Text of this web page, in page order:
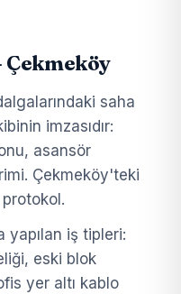
saha
imzasıdır:
asansör
Çekmeköy'teki
protokol.
yapılan iş tipleri:
eski blok
yer altı kablo